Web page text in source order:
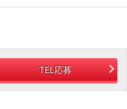
TEL応募